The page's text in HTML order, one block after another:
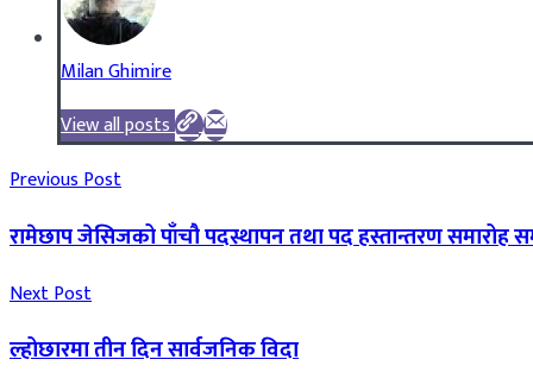
Milan Ghimire
View all posts
Previous Post
रामेछाप जेसिजको पाँचौ पदस्थापन तथा पद हस्तान्तरण समारोह
Next Post
ल्होछारमा तीन दिन सार्वजनिक विदा